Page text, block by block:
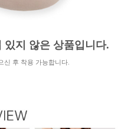
있지 않은 상품입니다.
신 후 착용 가능합니다.